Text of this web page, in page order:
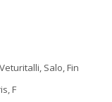
Salo, Fin
F